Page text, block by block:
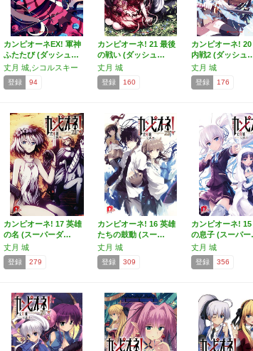
カンピオーネEX! 軍神
ふたたび (ダッシュ…
丈月 城,シコルスキー
登録 94
カンピオーネ! 21 最後
の戦い (ダッシュ…
丈月 城
登録 160
カンピオーネ!
内戦2 (ダッシュ
丈月 城
登録 176
カンピオーネ! 17 英雄
の名 (スーパーダ…
丈月 城
登録 279
カンピオーネ! 16 英雄
たちの鼓動 (スー…
丈月 城
登録 309
カンピオーネ!
の息子 (スーパ
丈月 城
登録 356